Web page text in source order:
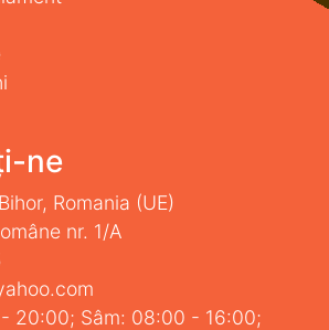
ne
Romania (UE)
nr. 1/A
20:00; Sâm: 08:00 - 16:00;